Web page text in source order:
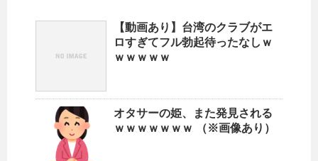
【動画あり】台湾のクラブがエ
ロすぎてフル勃起待ったなしｗ
ｗｗｗｗｗ
オタサーの姫、また発見される
ｗｗｗｗｗｗｗ （※画像あり）